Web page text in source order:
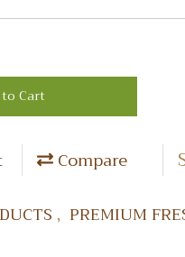
Cart
Compare
, PREMIUM